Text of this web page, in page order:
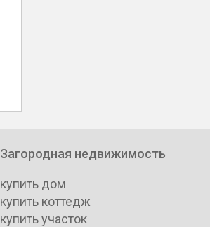
Загородная недвижимость
купить дом
купить коттедж
купить участок